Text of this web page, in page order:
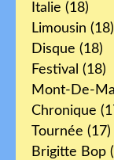
Italie (18)
Limousin (18)
Disque (18)
Festival (18)
Mont-De-
Chronique
Tournée (17)
Brigitte Bop